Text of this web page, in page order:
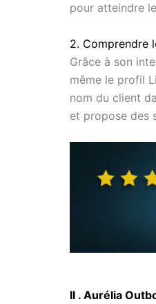
pour atteindre
2. Comprendre
Grâce à son
même le profil
nom du client
et propose des
II . Aurélia